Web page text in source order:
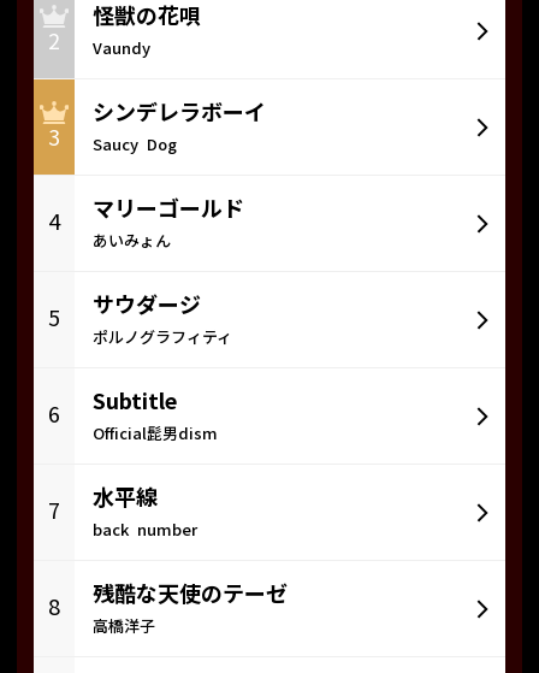
2
怪獣の花唄
Vaundy
3
シンデレラボーイ
Saucy Dog
4
マリーゴールド
あいみょん
5
サウダージ
ポルノグラフィティ
6
Subtitle
Official髭男dism
7
水平線
back number
8
残酷な天使のテーゼ
高橋洋子